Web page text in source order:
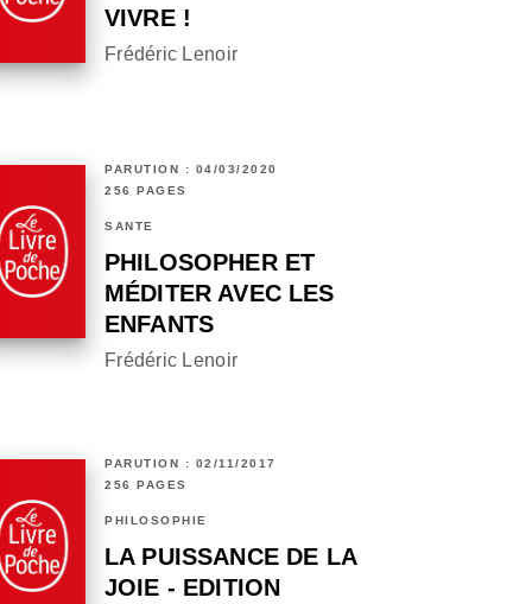
VIVRE !
Frédéric Lenoir
PARUTION : 04/03/2020
256 PAGES
SANTÉ
PHILOSOPHER ET
MÉDITER AVEC LES
ENFANTS
Frédéric Lenoir
PARUTION : 02/11/2017
256 PAGES
PHILOSOPHIE
LA PUISSANCE DE LA
JOIE - EDITION